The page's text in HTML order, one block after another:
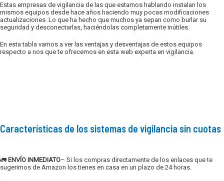
Estas empresas de vigilancia de las que estamos hablando instalan los
mismos equipos desde hace años haciendo muy pocas modificaciones
actualizaciones. Lo que ha hecho que muchos ya sepan como burlar su
seguridad y desconectarlas, haciéndolas completamente inútiles.
En esta tabla vamos a ver las ventajas y desventajas de estos equipos
respecto a nos que te ofrecemos en esta web experta en vigilancia.
Características de los sistemas de vigilancia sin cuotas
🚛 ENVÍO INMEDIATO– Si los compras directamente de los enlaces que te
sugerimos de Amazon los tienes en casa en un plazo de 24 horas.